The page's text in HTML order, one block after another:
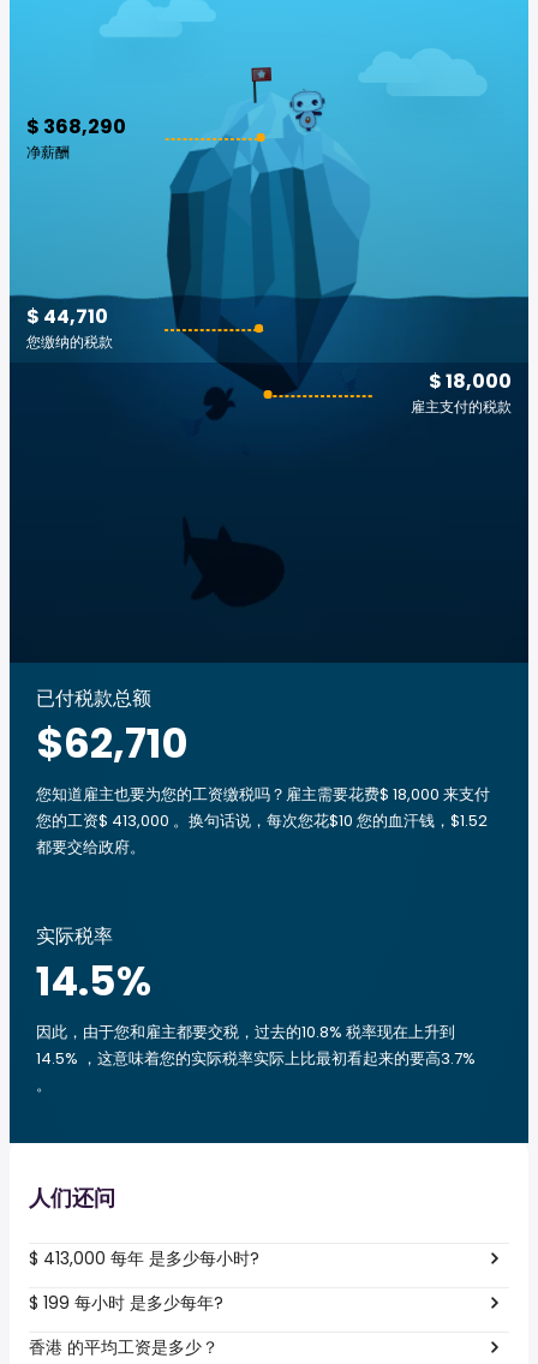
$ 368,290
净薪酬
$ 18,000
雇主支付的税款
$ 44,710
您缴纳的税款
已付税款总额
$62,710
您知道雇主也要为您的工资缴税吗？雇主需要花费$ 18,000 来支付
您的工资$ 413,000 。换句话说，每次您花$10 您的血汗钱，$1.52
都要交给政府。
实际税率
14.5%
因此，由于您和雇主都要交税，过去的10.8% 税率现在上升到
14.5% ，这意味着您的实际税率实际上比最初看起来的要高3.7%
。
人们还问
$ 413,000 每年 是多少每小时?
$ 199 每小时 是多少每年?
香港 的平均工资是多少？